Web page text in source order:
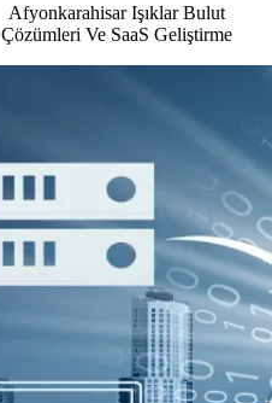
Afyonkarahisar Işıklar Bulut
Çözümleri Ve SaaS Geliştirme